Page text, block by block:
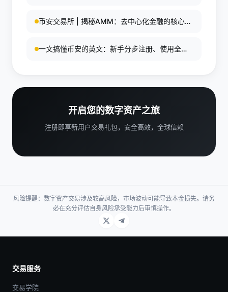
币安交易所 | 揭秘AMM：去中心化金融的核心引
一文搞懂币安的英文：新手分步注册、使用全球
开启您的数字资产之旅
注册即享新用户交易礼包，安全高效，全球信赖
风险提醒：数字资产交易涉及较高风险，市场波动可能导致本金损失。请务
必在充分评估自身风险承受能力后审慎操作。
交易服务
交易学院